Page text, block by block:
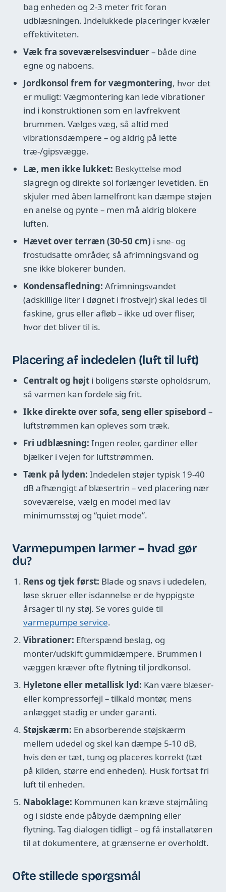
bag enheden og 2-3 meter frit foran
udblæsningen. Indelukkede placeringer kvæler
effektiviteten.
Væk fra soveværelsesvinduer– både dine
egne og naboens.
Jordkonsol frem for vægmontering, hvor det
er muligt: Vægmontering kan lede vibrationer
ind i konstruktionen som en lavfrekvent
brummen. Vælges væg, så altid med
vibrationsdæmpere – og aldrig på lette
træ-/gipsvægge.
Læ, men ikke lukket: Beskyttelse mod
slagregn og direkte sol forlænger levetiden. En
skjuler med åben lamelfront kan dæmpe støjen
en anelse og pynte – men må aldrig blokere
luften.
Hævet over terræn (30-50 cm) i sne- og
frostudsatte områder, så afrimningsvand og
sne ikke blokerer bunden.
Kondensafledning: Afrimningsvandet
(adskillige liter i døgnet i frostvejr) skal ledes til
faskine, grus eller afløb – ikke ud over fliser,
hvor det bliver til is.
Placering af indedelen (luft til luft)
Centralt og højt i boligens største opholdsrum,
så varmen kan fordele sig frit.
Ikke direkte over sofa, seng eller spisebord –
luftstrømmen kan opleves som træk.
Fri udblæsning: Ingen reoler, gardiner eller
bjælker i vejen for luftstrømmen.
Tænk på lyden: Indedelen støjer typisk 19-40
dB afhængigt af blæsertrin – ved placering nær
soveværelse, vælg en model med lav
minimumsstøj og “quiet mode”.
Varmepumpen larmer – hvad gør
du?
Rens og tjek først: Blade og snavs i udedelen,
løse skruer eller isdannelse er de hyppigste
årsager til ny støj. Se vores guide til
varmepumpe service.
Vibrationer: Efterspænd beslag, og
monter/udskift gummidæmpere. Brummen i
væggen kræver ofte flytning til jordkonsol.
Hyletone eller metallisk lyd: Kan være blæser-
eller kompressorfejl – tilkald montør, mens
anlægget stadig er under garanti.
Støjskærm: En absorberende støjskærm
mellem udedel og skel kan dæmpe 5-10 dB,
hvis den er tæt, tung og placeres korrekt (tæt
på kilden, større end enheden). Husk fortsat fri
luft til enheden.
Naboklage: Kommunen kan kræve støjmåling
og i sidste ende påbyde dæmpning eller
flytning. Tag dialogen tidligt – og få installatøren
til at dokumentere, at grænserne er overholdt.
Ofte stillede spørgsmål